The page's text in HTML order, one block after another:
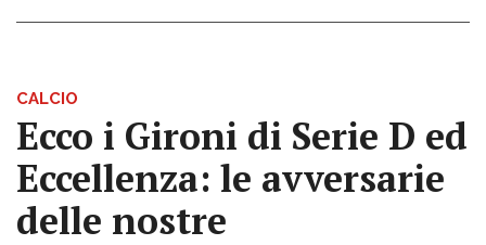
CALCIO
Ecco i Gironi di Serie D ed
Eccellenza: le avversarie
delle nostre